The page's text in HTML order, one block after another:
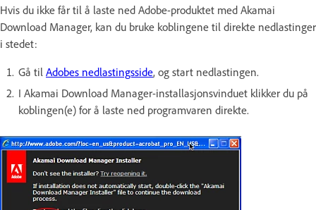
Hvis du ikke får til å laste ned Adobe-produktet med Akamai
Download Manager, kan du bruke koblingene til direkte nedlastinger
i stedet:
Gå til Adobes nedlastingsside, og start nedlastingen.
I Akamai Download Manager-installasjonsvinduet klikker du på
koblingen(e) for å laste ned programvaren direkte.